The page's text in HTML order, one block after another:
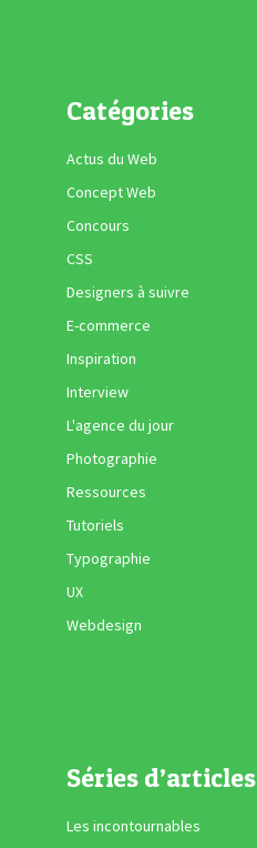
Catégories
Actus du Web
Concept Web
Concours
CSS
Designers à suivre
E-commerce
Inspiration
Interview
L'agence du jour
Photographie
Ressources
Tutoriels
Typographie
UX
Webdesign
Séries d’articles
Les incontournables